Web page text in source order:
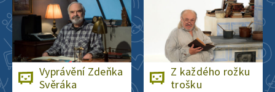
Vyprávění Zdeňka
Svěráka
Z každého rožku
trošku